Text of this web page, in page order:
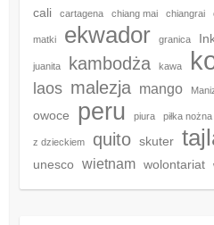
cali cartagena chiang mai chiangrai
matki ekwador granica
juanita kambodża kawa
laos malezja mango
owoce peru piura piłka
z dzieckiem quito skuter
unesco wietnam wolontariat